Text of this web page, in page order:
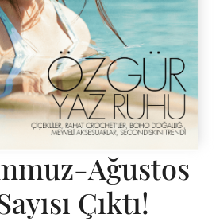
Ağustos
Çıktı!